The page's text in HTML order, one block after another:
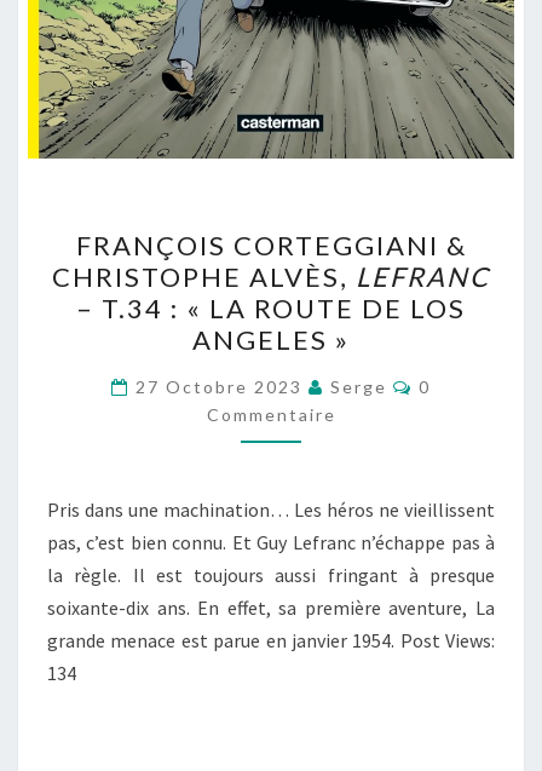
CORTEGGIANI
&
CHRISTOPHE
ALVÈS,
LEFRANC
–
T.34
« LA
ROUTE
DE
LOS
ANGELES »
FRANÇOIS CORTEGGIANI &
CHRISTOPHE ALVÈS, LEFRANC
– T.34 : « LA ROUTE DE LOS
ANGELES »
27 Octobre 2023 Serge
0
Commentaire
Pris dans une machination… Les héros ne vieillissent
pas, c’est bien connu. Et Guy Lefranc n’échappe pas à
la règle. Il est toujours aussi fringant à presque
soixante-dix ans. En effet, sa première aventure, La
grande menace est parue en janvier 1954. Post Views:
134